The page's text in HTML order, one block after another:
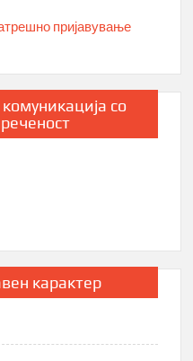
пријавување
со
карактер